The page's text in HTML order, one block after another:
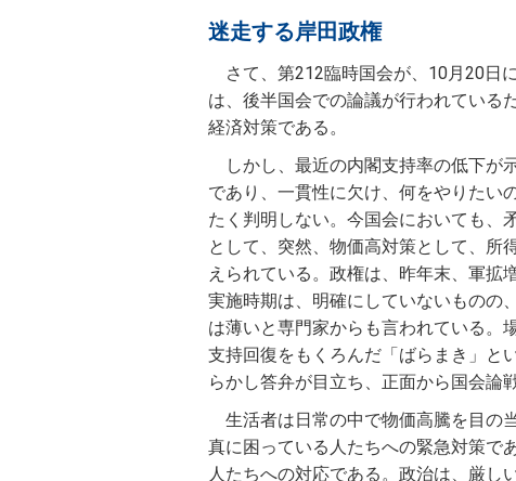
迷走する岸田政権
さて、第212臨時国会が、10月20日
は、後半国会での論議が行われている
経済対策である。
しかし、最近の内閣支持率の低下が
であり、一貫性に欠け、何をやりたい
たく判明しない。今国会においても、
として、突然、物価高対策として、所
えられている。政権は、昨年末、軍拡
実施時期は、明確にしていないものの
は薄いと専門家からも言われている。
支持回復をもくろんだ「ばらまき」と
らかし答弁が目立ち、正面から国会論
生活者は日常の中で物価高騰を目の
真に困っている人たちへの緊急対策で
人たちへの対応である。政治は、厳し